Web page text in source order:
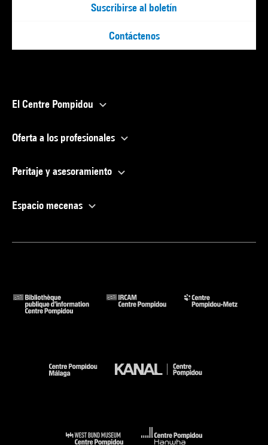
Suscribirse al boletín
Contáctenos
El Centre Pompidou
Oferta a los profesionales
Peritaje y asesoramiento
Espacio mecenas